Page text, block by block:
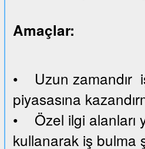
Amaçlar:
• Uzun zamandır
piyasasına
• Özel ilgi alanları
kullanarak iş bulma